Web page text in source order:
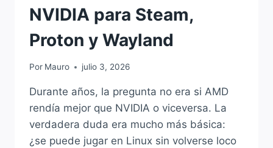
NVIDIA para Steam,
Proton y Wayland
Por Mauro julio 3, 2026
Durante años, la pregunta no era si AMD
rendía mejor que NVIDIA o viceversa. La
verdadera duda era mucho más básica:
¿se puede jugar en Linux sin volverse loco